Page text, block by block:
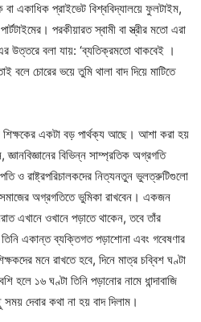
একাধিক প্রাইভেট বিশ্ববিদ্যালয়ে ফুলটাইম,
পরকীয়ারত স্বামী বা স্ত্রীর মতো এরা
এর উত্তরে বলা যায়: ‘ব্যতিক্রমতো থাকবেই ।
বলে চোরের ভয়ে তুমি থালা বাদ দিয়ে মাটিতে
শিক্ষকের একটা বড় পার্থক্য আছে। আশা করা হয়
বিভিন্ন সাম্প্রতিক অগ্রগতি
ও রাষ্ট্রপরিচালকদের নিত্যনতুন ভুলত্রুটিগুলো
সমাজের অগ্রগতিতে ভুমিকা রাখবেন। একজন
এখানে ওখানে পড়াতে থাকেন, তবে তাঁর
একান্ত ব্যক্তিগত পড়াশোনা এবং গবেষণার
মনে রাখতে হবে, দিনে মাত্র চব্বিশ ঘণ্টা
হলে ১৬ ঘণ্টা তিনি পড়ানোর নামে ধান্দাবাজি
দেবার কথা না হয় বাদ দিলাম।